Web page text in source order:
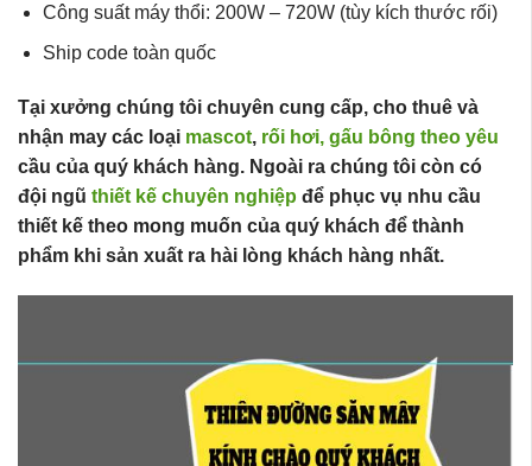
Công suất máy thổi: 200W – 720W (tùy kích thước rối)
Ship code toàn quốc
Tại xưởng chúng tôi chuyên cung cấp, cho thuê và
nhận may các loại mascot, rối hơi, gấu bông theo yêu
cầu của quý khách hàng. Ngoài ra chúng tôi còn có
đội ngũ thiết kế chuyên nghiệp để phục vụ nhu cầu
thiết kế theo mong muốn của quý khách để thành
phẩm khi sản xuất ra hài lòng khách hàng nhất.